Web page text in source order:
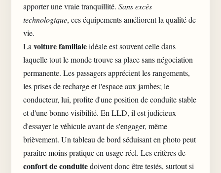
apporter une vraie tranquillité. Sans excès
technologique, ces équipements améliorent la qualité de
vie.
La voiture familialeidéale est souvent celle dans
laquelle tout le monde trouve sa place sans négociation
permanente. Les passagers apprécient les rangements,
les prises de recharge et l'espace aux jambes; le
conducteur, lui, profite d'une position de conduite stable
et d'une bonne visibilité. En LLD, il est judicieux
d'essayer le véhicule avant de s'engager, même
brièvement. Un tableau de bord séduisant en photo peut
paraître moins pratique en usage réel. Les critères de
confort de conduitedoivent donc être testés, surtout si